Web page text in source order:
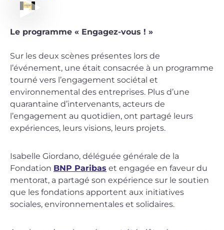
Le programme « Engagez-vous ! »
Sur les deux scènes présentes lors de
l’événement, une était consacrée à un programme
tourné vers l’engagement sociétal et
environnemental des entreprises. Plus d’une
quarantaine d’intervenants, acteurs de
l’engagement au quotidien, ont partagé leurs
expériences, leurs visions, leurs projets.
Isabelle Giordano, déléguée générale de la
Fondation BNP Paribas et engagée en faveur du
mentorat, a partagé son expérience sur le soutien
que les fondations apportent aux initiatives
sociales, environnementales et solidaires.